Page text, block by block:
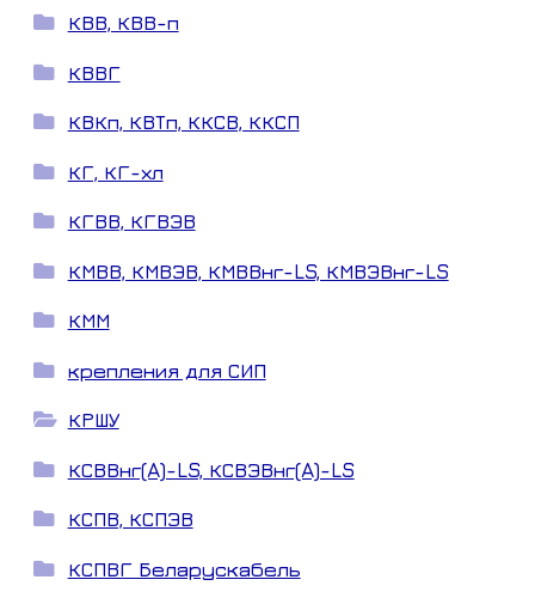
КВВ, КВВ-п
КВВГ
КВКп, КВТп, ККСВ, ККСП
КГ, КГ-хл
КГВВ, КГВЭВ
КМВВ, КМВЭВ, КМВВнг-LS, КМВЭВнг-LS
КММ
крепления для СИП
КРШУ
КСВВнг(A)-LS, КСВЭВнг(A)-LS
КСПВ, КСПЭВ
КСПВГ Беларускабель